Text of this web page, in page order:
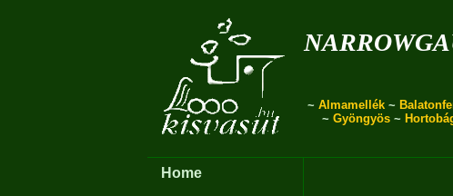
~ Almamellék~
~ Gyöngyös~
Home